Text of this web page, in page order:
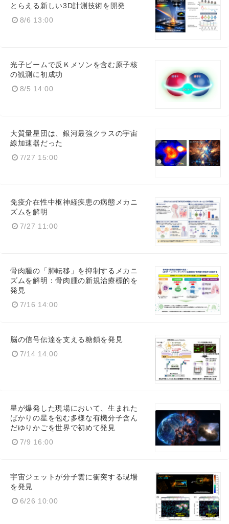
とらえる新しい3D計測技術を開発
8/6 13:00
光子ビームで反Ｋメソンを含む原子核
の観測に初成功
8/5 14:00
大質量星団は、銀河最強クラスの宇宙
線加速器だった
7/27 15:00
免疫介在性中枢神経疾患の病態メカニ
ズムを解明
7/27 11:00
骨肉腫の「肺転移」を抑制するメカニ
ズムを解明：骨肉腫の新規治療標的を
発見
7/16 14:00
脳の信号伝達を支える糖鎖を発見
7/14 14:00
星が爆発した現場において、生まれた
ばかりの星を包む多様な有機分子含ん
だゆりかごを世界で初めて発見
7/9 16:00
宇宙ジェットが分子雲に衝突する現場
を発見
6/26 10:00